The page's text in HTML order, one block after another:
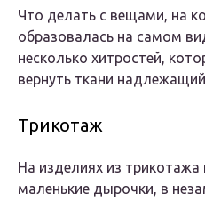
Что делать с вещами, на
образовалась на самом
несколько хитростей,
вернуть ткани
Трикотаж
На изделиях из
маленькие дырочки, в